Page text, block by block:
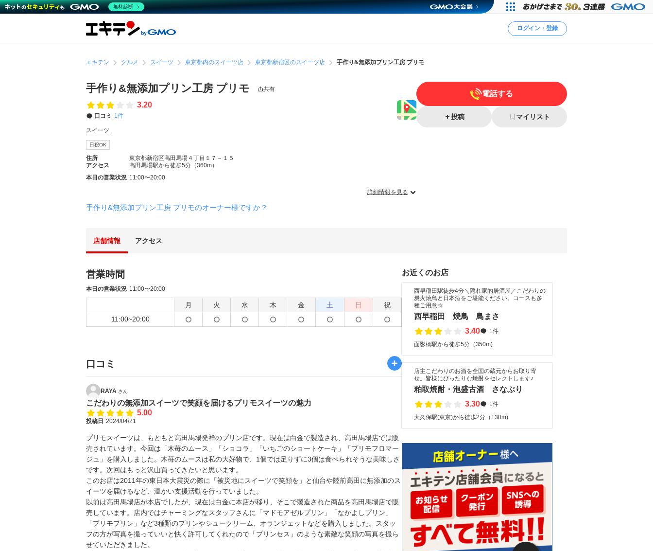
ログイン・登録
エキテン グルメ スイーツ 東京都内のスイーツ店 東京都新宿区のスイーツ店 手作り&無添加プリン工房 プリモ
手作り&無添加プリン工房 プリモ 共有
3.20
口コミ 1件
スイーツ
日祝OK
住所
東京都新宿区高田馬場４丁目１７－１５
アクセス
高田馬場駅から徒歩5分（360m）
本日の営業状況 11:00〜20:00
詳細情報を見る
手作り&無添加プリン工房 プリモのオーナー様ですか？
電話する
投稿 マイリスト
店舗情報 アクセス
営業時間
本日の営業状況 11:00〜20:00
月 火 水 木 金 土 日
祝
11:00~20:00
口コミ
RAYA さん
こだわりの無添加スイーツで笑顔を届けるプリモスイーツの魅力
5.00
投稿日 2024/04/21
プリモスイーツは、もともと高田馬場発祥のプリン店です。現在は白金で製造され、高田馬場店では販
売されています。今回は「木苺のムース」「ショコラ」「いちごのショートケーキ」「プリモフロマー
ジュ」を購入しました。木苺のムースは私の大好物で、1個では足りずに3個は食べられそうな美味しさ
です。次回はもっと沢山買ってきたいと思います。
このお店は2011年の東日本大震災の際に「被災地にスイーツで笑顔を」と仙台や陸前高田に無添加のス
イーツを届けるなど、温かい支援活動を行っていました。
以前は高田馬場店が本店でしたが、現在は白金に本店が移り、そこで製造された商品を高田馬場店で販
売しています。店内ではチャーミングなスタッフさんに「マドモアゼルプリン」「なかよしプリン」
「プリモプリン」など3種類のプリンやシュークリーム、オランジェットなどを購入しました。スタッ
フの方が写真を撮っていいと快く許可してくれたので「プリンセス」のような素敵な笑顔の写真を撮ら
せていただきました。
お近くのお店
西早稲田駅徒歩4分＼隠れ家的居酒屋／こだわりの
炭火焼鳥と日本酒をご堪能ください。コースも多
種ご用意☆
西早稲田 焼鳥 鳥まさ
3.40
1件
面影橋駅から徒歩5分（350m)
店主こだわりのお酒を全国の蔵元からお取り寄
せ。皆様にぴったりな焼酎をセレクトします♪
粕取焼酎・泡盛古酒 さなぶり
3.30
1件
大久保駅(東京)から徒歩2分（130m)
無料診断